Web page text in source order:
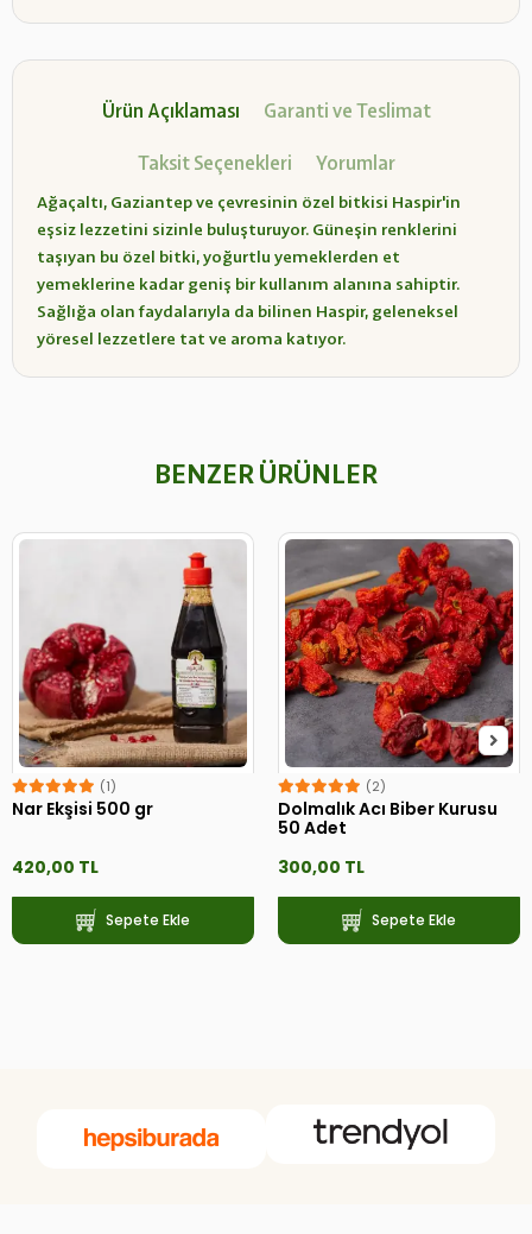
Ürün Açıklaması Garanti ve Teslimat
Taksit Seçenekleri Yorumlar
Ağaçaltı, Gaziantep ve çevresinin özel bitkisi Haspir'in
eşsiz lezzetini sizinle buluşturuyor. Güneşin renklerini
taşıyan bu özel bitki, yoğurtlu yemeklerden et
yemeklerine kadar geniş bir kullanım alanına sahiptir.
Sağlığa olan faydalarıyla da bilinen Haspir, geleneksel
yöresel lezzetlere tat ve aroma katıyor.
BENZER ÜRÜNLER
(1)
Nar Ekşisi 500 gr
420,00 TL
Sepete Ekle
(2)
Dolmalık Acı Biber Kurusu
50 Adet
300,00 TL
Sepete Ekle